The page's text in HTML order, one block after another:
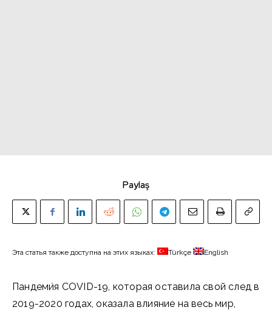
Paylaş
Эта статья также доступна на этих языках: Türkçe English
Пандеми́я COVID-19, которая оставила свой след в
2019-2020 годах, оказала влияние на весь мир,